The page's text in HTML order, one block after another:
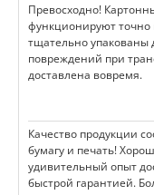
Превосходно!
функционируют точно
тщательно упакованы
повреждений при
доставлена вовремя.
Качество продукции
бумагу и печать!
удивительный опыт
быстрой гарантией.